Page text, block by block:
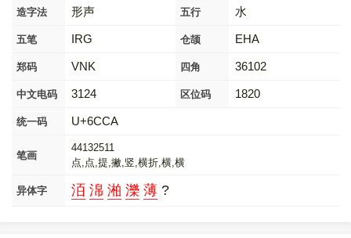
造字法 形声 五行 水
五笔 IRG 仓颉 EHA
郑码 VNK 四角 36102
中文电码 3124 区位码 1820
统一码 U+6CCA
笔画
44132511
点,点,提,撇,竖,横折,横,横
异体字 洦 淿 湐 濼 薄 ?